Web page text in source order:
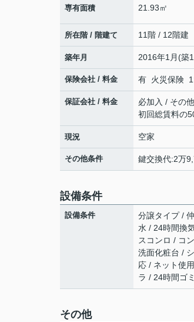
専有面積 21.93㎡
所在階 / 階建て 11階 / 12階建
築年月 2016年1月(築
保険会社 / 料金 有 火災保険
保証会社 / 料金
必加入 / その他
初回総賃料の
現況 空家
その他条件 鍵交換代:2万
設備条件
設備条件
分譲タイプ /
水 / 24時間換
スコンロ / コ
洗面化粧台 /
応 / ネット使
ラ / 24時間ゴ
その他